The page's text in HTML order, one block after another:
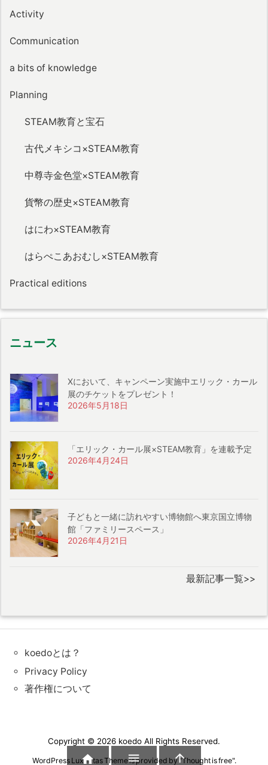
Activity
Communication
a bits of knowledge
Planning
STEAM教育と宝石
古代メキシコ×STEAM教育
中尊寺金色堂×STEAM教育
貨幣の歴史×STEAM教育
はにわ×STEAM教育
はらぺこあおむし×STEAM教育
Practical editions
ニュース
Xにおいて、キャンペーン実施中エリック・カール
展のチケットをプレゼント！
2026年5月18日
「エリック・カール展×STEAM教育」を連載予定
2026年4月24日
子どもと一緒に訪れやすい博物館へ東京国立博物
館「ファミリースペース」
2026年4月21日
最新記事一覧>>
koedoとは？
Privacy Policy
著作権について
Copyright © 2026 koedo All Rights Reserved.
WordPress Luxeritas Theme is provided by "Thought is free".
  